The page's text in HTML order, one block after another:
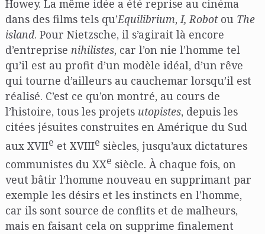
Howey. La même idée a été reprise au cinéma
dans des films tels qu’Equilibrium, I, Robotou The
island. Pour Nietzsche, il s’agirait là encore
d’entreprise nihilistes, car l’on nie l’homme tel
qu’il est au profit d’un modèle idéal, d’un rêve
qui tourne d’ailleurs au cauchemar lorsqu’il est
réalisé. C’est ce qu’on montré, au cours de
l’histoire, tous les projets utopistes, depuis les
citées jésuites construites en Amérique du Sud
aux XVIIe et XVIIIe siècles, jusqu’aux dictatures
communistes du XXe siècle. À chaque fois, on
veut bâtir l’homme nouveau en supprimant par
exemple les désirs et les instincts en l’homme,
car ils sont source de conflits et de malheurs,
mais en faisant cela on supprime finalement